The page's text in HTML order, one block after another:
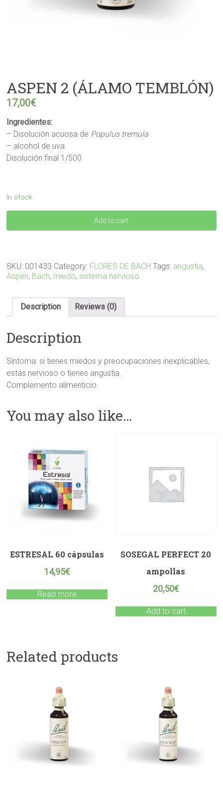
ASPEN 2 (ÁLAMO TEMBLÓN)
17,00€
Ingredientes:
– Disolución acuosa de Populus tremula
– alcohol de uva
Disolución final 1/500
In stock
ASPEN
Add to cart
SKU: 001433 Category: FLORES DE BACH Tags: angustia,
Aspen, Bach, miedo, sistema nervioso
Description Reviews (0)
Description
Síntoma: si tienes miedos y preocupaciones inexplicables,
estás nervioso o tienes angustia.
Complemento alimenticio.
You may also like…
ESTRESAL 60 cápsulas
14,95€
Read more
SOSEGAL PERFECT 20
ampollas
20,50€
Add to cart
Related products